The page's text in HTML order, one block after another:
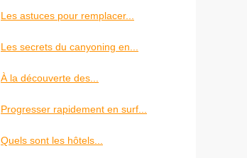
Les astuces pour remplacer...
Les secrets du canyoning en...
À la découverte des...
Progresser rapidement en surf...
Quels sont les hôtels...